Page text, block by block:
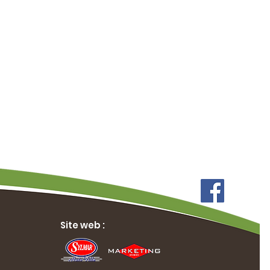
Site web :